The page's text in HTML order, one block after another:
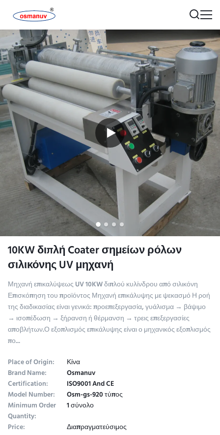
10KW διπλή Coater σημείων ρόλων
σιλικόνης UV μηχανή
Μηχανή επικαλύψεως UV 10KW διπλού κυλίνδρου από σιλικόνη
Επισκόπηση του προϊόντος Μηχανή επικάλυψης με ψεκασμό Η ροή
της διαδικασίας είναι γενικά: προεπεξεργασία, γυάλισμα → βάψιμο
→ ισοπέδωση → ξήρανση ή θέρμανση → τρεις επεξεργασίες
αποβλήτων.Ο εξοπλισμός επικάλυψης είναι ο μηχανικός εξοπλισμός
πο...
Place of Origin:
Κίνα
Brand Name: Osmanuv
Certification: ISO9001 And CE
Model Number: Osm-gs-920 τύπος
Minimum Order
Quantity:
1 σύνολο
Price:
Διαπραγματεύσιμος